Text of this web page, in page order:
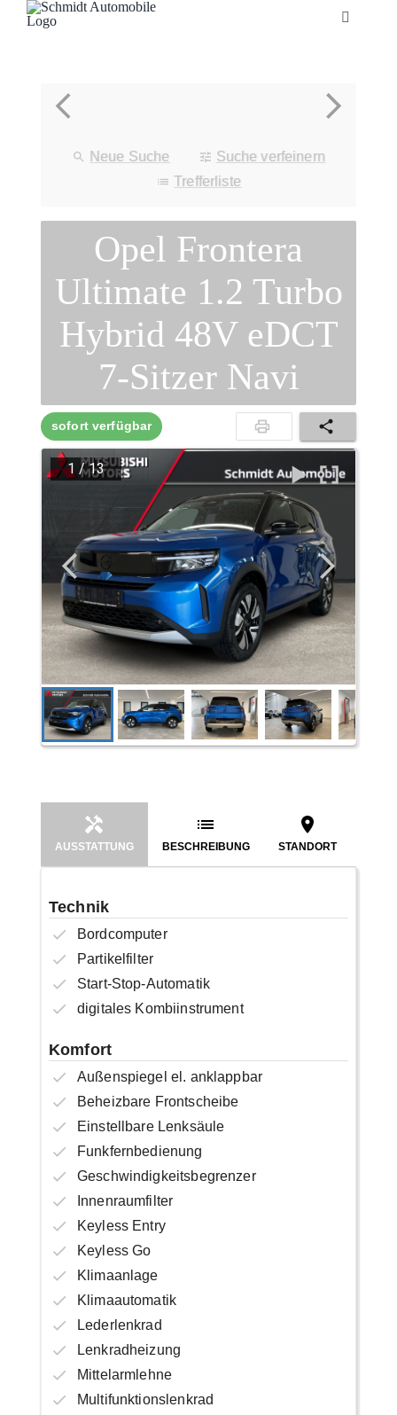
Toggle
Fahrzeuge
Neuheiten
Service
Neue Suche
Suche verfeinern
Trefferliste
Opel Frontera
Ultimate 1.2 Turbo
Hybrid 48V eDCT
7-Sitzer Navi
sofort verfügbar
1 /13
AUSSTATTUNG BESCHREIBUNG STANDORT
Technik
Bordcomputer
Partikelfilter
Start-Stop-Automatik
digitales Kombiinstrument
Komfort
Außenspiegel el. anklappbar
Beheizbare Frontscheibe
Einstellbare Lenksäule
Funkfernbedienung
Geschwindigkeitsbegrenzer
Innenraumfilter
Keyless Entry
Keyless Go
Klimaanlage
Klimaautomatik
Lederlenkrad
Lenkradheizung
Mittelarmlehne
Multifunktionslenkrad